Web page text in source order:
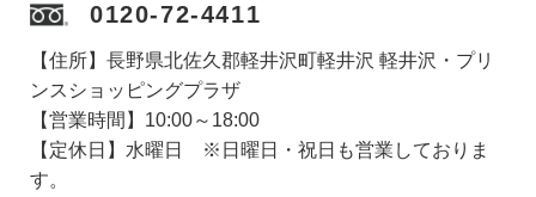
0120-72-4411
【住所】長野県北佐久郡軽井沢町軽井沢 軽井沢・プリ
ンスショッピングプラザ
【営業時間】10:00～18:00
【定休日】水曜日 ※日曜日・祝日も営業しておりま
す。